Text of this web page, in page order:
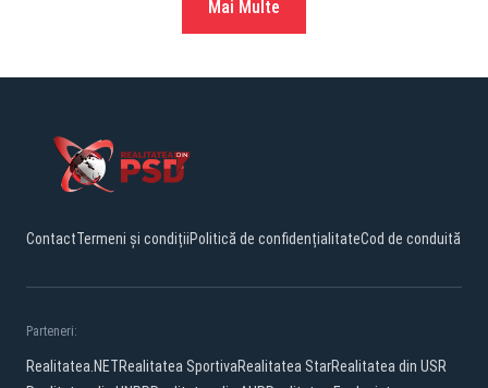
Mai Multe
ContactTermeni și condițiiPolitică de confidențialitateCod de conduită
Parteneri:
Realitatea.NETRealitatea SportivaRealitatea StarRealitatea din USR